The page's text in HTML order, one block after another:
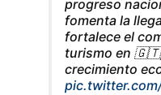
progreso
fomenta la
fortalece el
turismo en
crecimiento